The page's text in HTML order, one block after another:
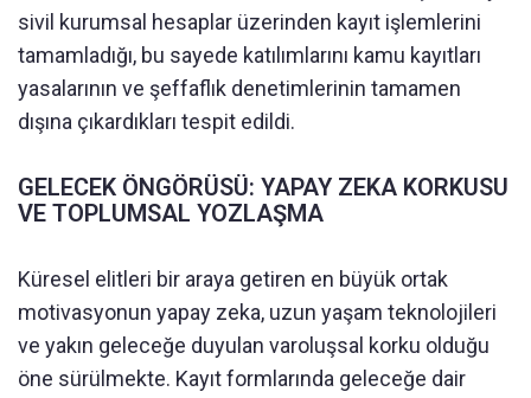
sivil kurumsal hesaplar üzerinden kayıt işlemlerini
tamamladığı, bu sayede katılımlarını kamu kayıtları
yasalarının ve şeffaflık denetimlerinin tamamen
dışına çıkardıkları tespit edildi.
GELECEK ÖNGÖRÜSÜ: YAPAY ZEKA KORKUSU
VE TOPLUMSAL YOZLAŞMA
Küresel elitleri bir araya getiren en büyük ortak
motivasyonun yapay zeka, uzun yaşam teknolojileri
ve yakın geleceğe duyulan varoluşsal korku olduğu
öne sürülmekte. Kayıt formlarında geleceğe dair